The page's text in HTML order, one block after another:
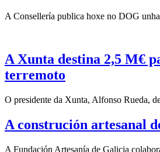
A Consellería publica hoxe no DOG
A Xunta destina 2,5 M€
terremoto
O presidente da Xunta, Alfonso Rueda,
A construción artesanal
A Fundación Artesanía de Galicia